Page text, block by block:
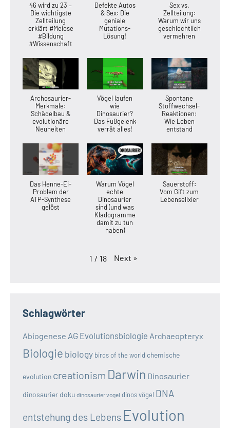
46 wird zu 23 –
Die wichtigste
Zellteilung
erklärt #Meiose
#Bildung
#Wissenschaft
Defekte Autos
& Sex: Die
geniale
Mutations-
Lösung!
Sex vs.
Zellteilung:
Warum wir uns
geschlechtlich
vermehren
Archosaurier-
Merkmale:
Schädelbau &
evolutionäre
Neuheiten
Vögel laufen
wie
Dinosaurier?
Das Fußgelenk
verrät alles!
Spontane
Stoffwechsel-
Reaktionen:
Wie Leben
entstand
Das Henne-Ei-
Problem der
ATP-Synthese
gelöst
Warum Vögel
echte
Dinosaurier
sind (und was
Kladogramme
damit zu tun
haben)
Sauerstoff:
Vom Gift zum
Lebenselixier
1 / 18 Next »
Schlagwörter
Abiogenese AG Evolutionsbiologie Archaeopteryx
Biologie biology birds of the world chemische
evolution creationism Darwin Dinosaurier
dinosaurier doku dinosaurier vogel dinos vögel DNA
entstehung des Lebens Evolution